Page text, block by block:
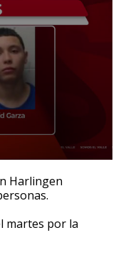
Harlingen
martes por la